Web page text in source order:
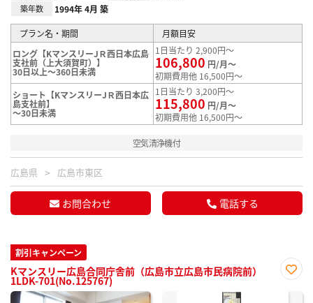
築年数 1994年 4月 築
プラン名・期間
月額目安
ロング【KマンスリーJＲ西日本広島
支社前（上大須賀町）】
30日以上～360日未満
1日当たり 2,900円～
106,800 円/月～
初期費用他 16,500円～
ショート【KマンスリーJＲ西日本広
島支社前】
～30日未満
1日当たり 3,200円～
115,800 円/月～
初期費用他 16,500円～
空気清浄機付
広島県 広島市東区
お問合わせ 電話する
割引キャンペーン
Kマンスリー広島合同庁舎前（広島市立広島市民病院前）
1LDK-701(No.125767)
に入